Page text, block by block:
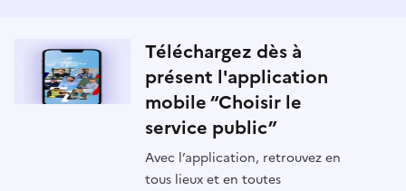
Téléchargez dès à
présent l'application
mobile “Choisir le
service public”
Avec l’application, retrouvez en
tous lieux et en toutes